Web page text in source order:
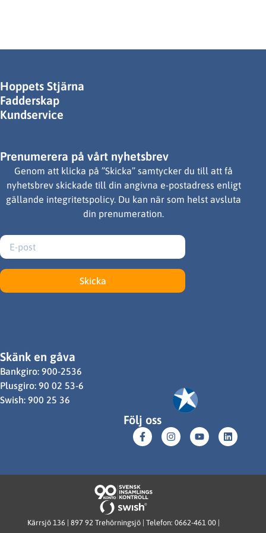
Hoppets Stjärna
Fadderskap
Kundservice
Prenumerera på vårt nyhetsbrev
Genom att klicka på ”Skicka” samtycker du till att få
nyhetsbrev skickade till din angivna e-postadress enligt
gällande integritetspolicy. Du kan när som helst avsluta
din prenumeration.
Skicka
Skänk en gåva
Bankgiro: 900-2536
Plusgiro: 90 02 53-6
Swish: 900 25 36
Följ oss
Kärrsjö 136 | 897 92 Trehörningsjö | Telefon: 0662-461 00 |